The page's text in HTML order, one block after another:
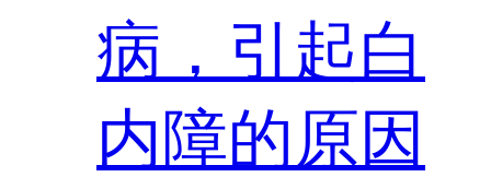
病，引起白
内障的原因